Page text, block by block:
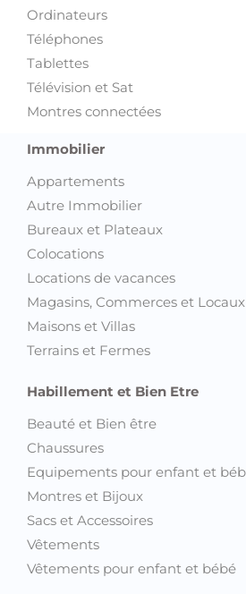
Ordinateurs
Téléphones
Tablettes
Télévision et Sat
Montres connectées
Immobilier
Appartements
Autre Immobilier
Bureaux et Plateaux
Colocations
Locations de vacances
Magasins, Commerces et
Maisons et Villas
Terrains et Fermes
Habillement et Bien Etre
Beauté et Bien être
Chaussures
Equipements pour enfant et
Montres et Bijoux
Sacs et Accessoires
Vêtements
Vêtements pour enfant et bébé